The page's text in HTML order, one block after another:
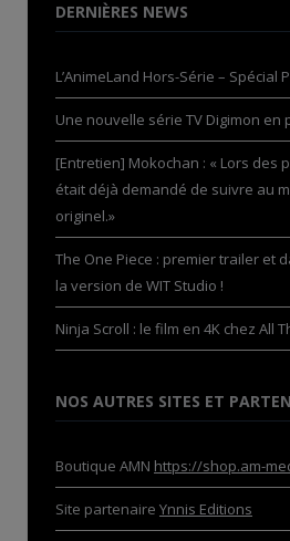
DERNIÈRES NEWS
L’AnimeLand Hors-Série – Spécial
Une nouvelle série TV Digimon
[Entretien] Mokochan : « Lors des
était déjà demandé de suivre au
originel.»
The One Piece : premier trailer et
la version de WIT Studio !
Ninja Scroll : le film en 4K chez All
NOS AUTRES SITES ET
Boutique AMN https://shop.am-
Site partenaire Ynnis Editions